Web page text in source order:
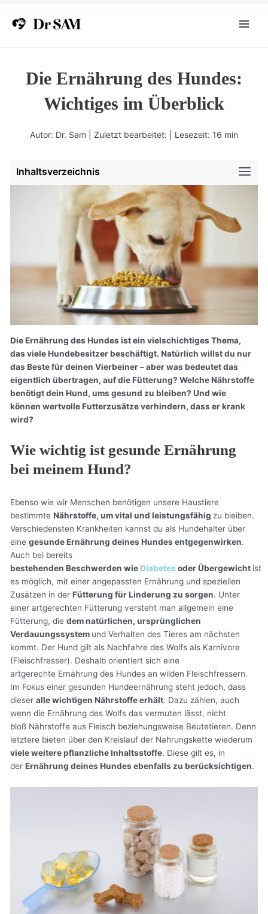
Inhalt
springen
Die Ernährung des Hundes:
Wichtiges im Überblick
Autor: Dr. Sam | Zuletzt bearbeitet: | Lesezeit: 16 min
Inhaltsverzeichnis
Die Ernährung des Hundes ist ein vielschichtiges Thema,
das viele Hundebesitzer beschäftigt. Natürlich willst du nur
das Beste für deinen Vierbeiner – aber was bedeutet das
eigentlich übertragen, auf die Fütterung? Welche Nährstoffe
benötigt dein Hund, ums gesund zu bleiben? Und wie
können wertvolle Futterzusätze verhindern, dass er krank
wird?
Wie wichtig ist gesunde Ernährung
bei meinem Hund?
Ebenso wie wir Menschen benötigen unsere Haustiere
bestimmteNährstoffe, um vital und leistungsfähig zu bleiben.
Verschiedensten Krankheiten kannst du als Hundehalter über
einegesunde Ernährung deines Hundes entgegenwirken.
Auch bei bereits
bestehenden Beschwerden wie Diabetesoder Übergewicht ist
es möglich, mit einer angepassten Ernährung und speziellen
Zusätzen in derFütterung für Linderung zu sorgen. Unter
einer artgerechten Fütterung versteht man allgemein eine
Fütterung, diedem natürlichen, ursprünglichen
Verdauungssystem und Verhalten des Tieres am nächsten
kommt. Der Hund gilt als Nachfahre des Wolfs als Karnivore
(Fleischfresser). Deshalb orientiert sich eine
artgerechte Ernährung des Hundes an wilden Fleischfressern.
Im Fokus einer gesunden Hundeernährung steht jedoch, dass
dieseralle wichtigen Nährstoffe erhält. Dazu zählen, auch
wenn die Ernährung des Wolfs das vermuten lässt, nicht
bloß Nährstoffe aus Fleisch beziehungsweise Beutetieren. Denn
letztere bieten über den Kreislauf der Nahrungskette wiederum
viele weitere pflanzliche Inhaltsstoffe. Diese gilt es, in
derErnährung deines Hundes ebenfalls zu berücksichtigen.